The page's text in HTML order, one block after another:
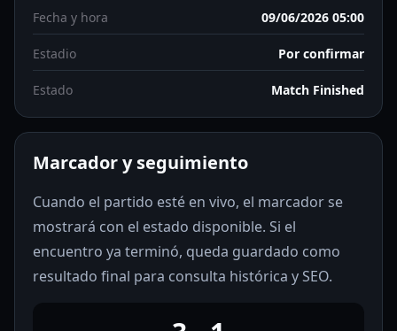
Fecha y hora 09/06/2026 05:00
Estadio Por confirmar
Estado Match Finished
Marcador y seguimiento
Cuando el partido esté en vivo, el marcador se
mostrará con el estado disponible. Si el
encuentro ya terminó, queda guardado como
resultado final para consulta histórica y SEO.